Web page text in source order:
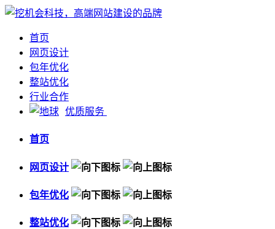
首页
网页设计
包年优化
整站优化
行业合作
优质服务
首页
网页设计
包年优化
整站优化